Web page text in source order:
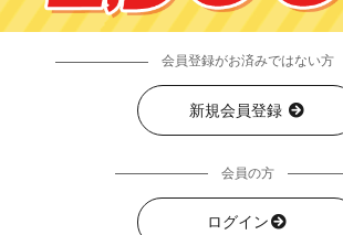
会員登録がお済みではない方
新規会員登録
会員の方
ログイン